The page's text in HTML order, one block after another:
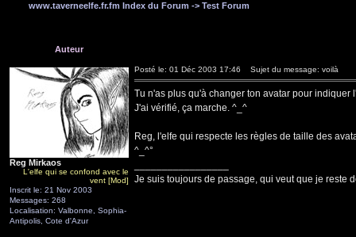
www.taverneelfe.fr.fm Index du Forum -> Test Forum
Auteur
Reg Mirkaos
L'elfe qui se confond avec le
vent [Mod]
Inscrit le: 21 Nov 2003
Messages: 268
Localisation: Valbonne, Sophia-
Antipolis, Cote d'Azur
Posté le: 01 Déc 2003 17:46 Sujet du message: voilà
Tu n'as plus qu'à changer ton avatar pour indiquer
J'ai vérifié, ça marche. ^_^
Reg, l'elfe qui respecte les règles de taille des
^_^°
Je suis toujours de passage, qui veut que je reste